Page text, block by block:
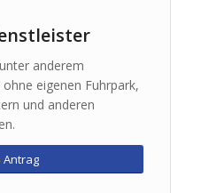
anderem
eigenen Fuhrpark,
und anderen
Antrag